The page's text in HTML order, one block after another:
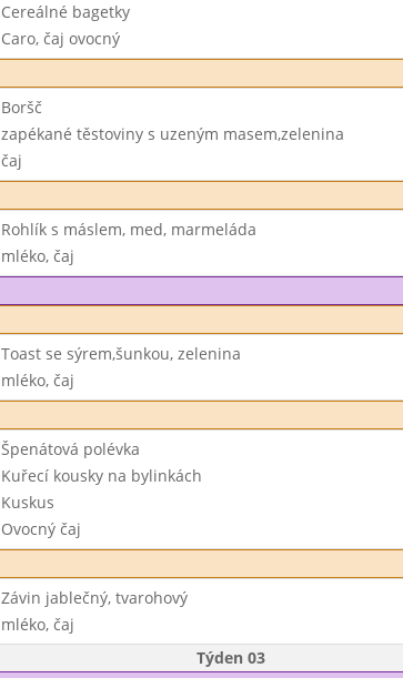
Cereálné bagetky
Caro, čaj ovocný
Boršč
zapékané těstoviny s uzeným masem,zelenina
čaj
Rohlík s máslem, med, marmeláda
mléko, čaj
Toast se sýrem,šunkou, zelenina
mléko, čaj
Špenátová polévka
Kuřecí kousky na bylinkách
Kuskus
Ovocný čaj
Závin jablečný, tvarohový
mléko, čaj
Týden 03